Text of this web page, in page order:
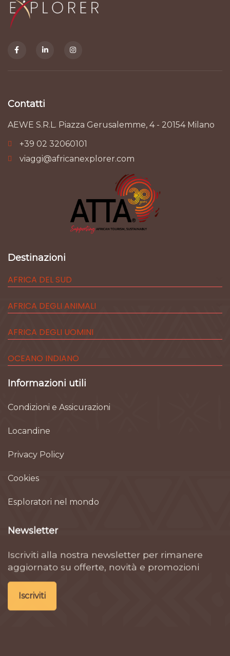
Contatti
AEWE S.R.L. Piazza Gerusalemme, 4 - 20154 Milano
+39 02 32060101
viaggi@africanexplorer.com
Destinazioni
AFRICA DEL SUD
AFRICA DEGLI ANIMALI
AFRICA DEGLI UOMINI
OCEANO INDIANO
Informazioni utili
Condizioni e Assicurazioni
Locandine
Privacy Policy
Cookies
Esploratori nel mondo
Newsletter
Iscriviti alla nostra newsletter per rimanere
aggiornato su offerte, novità e promozioni
Iscriviti